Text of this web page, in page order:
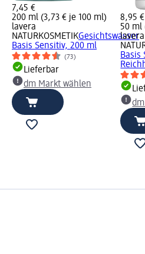
7,45 €
200 ml (3,73 € je 100 ml)
lavera
NATURKOSMETIKGesichtswasser
Basis Sensitiv, 200 ml
(73)
Lieferbar
dm Markt wählen
8,95 €
50 ml
lavera
Basis